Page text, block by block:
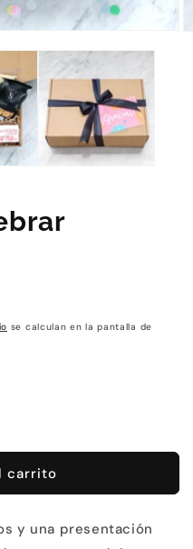
se calculan en la pantalla de
carrito
y una presentación